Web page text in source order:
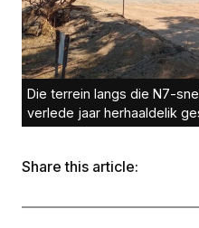
Die terrein langs die N7-
verlede jaar herhaaldelik
Share this article: